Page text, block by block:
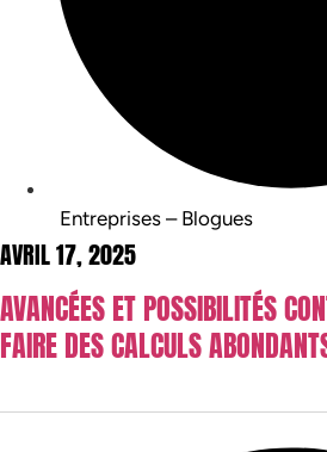
Entreprises – Blogues
AVRIL 17, 2025
AVANCÉES ET POSSIBILITÉS
FAIRE DES CALCULS